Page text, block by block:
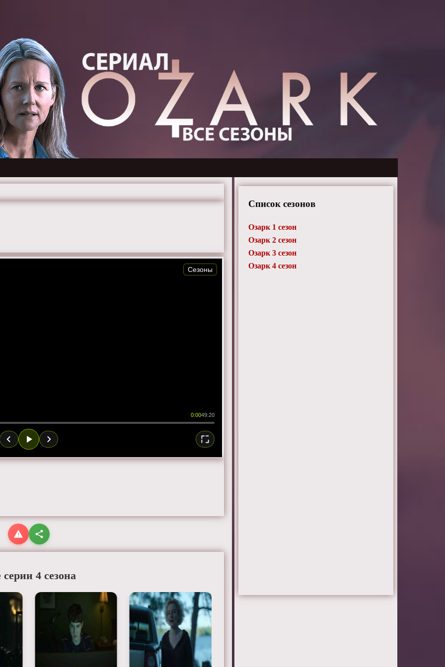
0:0049:20
Сезоны
серии 4 сезона
Список сезонов
Озарк 1 сезон
Озарк 2 сезон
Озарк 3 сезон
Озарк 4 сезон